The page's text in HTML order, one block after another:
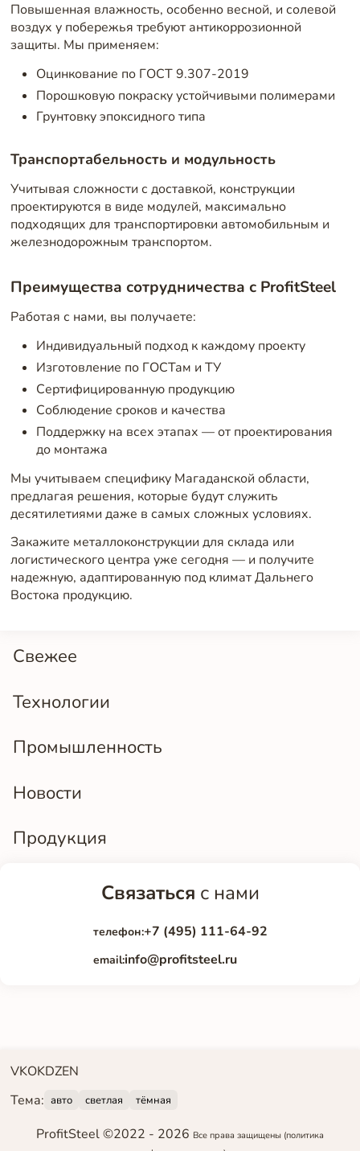
Свежее
Технологии
Промышленность
Новости
Продукция
Повышенная влажность, особенно весной, и солевой
воздух у побережья требуют антикоррозионной
защиты. Мы применяем:
Оцинкование по ГОСТ 9.307-2019
Порошковую покраску устойчивыми полимерами
Грунтовку эпоксидного типа
Транспортабельность и модульность
Учитывая сложности с доставкой, конструкции
проектируются в виде модулей, максимально
подходящих для транспортировки автомобильным и
железнодорожным транспортом.
Преимущества сотрудничества с ProfitSteel
Работая с нами, вы получаете:
Индивидуальный подход к каждому проекту
Изготовление по ГОСТам и ТУ
Сертифицированную продукцию
Соблюдение сроков и качества
Поддержку на всех этапах — от проектирования
до монтажа
Мы учитываем специфику Магаданской области,
предлагая решения, которые будут служить
десятилетиями даже в самых сложных условиях.
Закажите металлоконструкции для склада или
логистического центра уже сегодня — и получите
надежную, адаптированную под климат Дальнего
Востока продукцию.
Связаться с нами
телефон:+7 (495) 111-64-92
email:info@profitsteel.ru
VKOKDZEN
Тема: авто светлая тёмная
ProfitSteel ©2022 - 2026 Все права защищены (политика